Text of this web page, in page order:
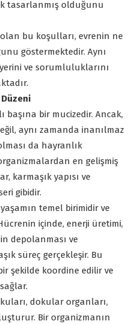
tasarlanmış olduğunu
bu koşulları, evrenin ne
göstermektedir. Aynı
ve sorumluluklarını
Düzeni
başına bir mucizedir. Ancak,
aynı zamanda inanılmaz
da hayranlık
en gelişmiş
karmaşık yapısı ve
gibidir.
temel birimidir ve
içinde, enerji üretimi,
depolanması ve
süreç gerçekleşir. Bu
şekilde koordine edilir ve
dokular organları,
Bir organizmanın